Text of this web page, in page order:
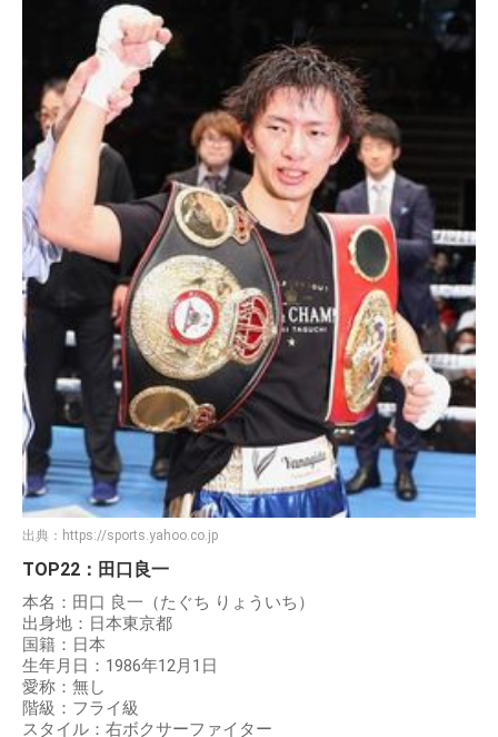
出典： https://sports.yahoo.co.jp
TOP22：田口良一
本名：田口 良一（たぐち りょういち）
出身地：日本東京都
国籍：日本
生年月日：1986年12月1日
愛称：無し
階級：フライ級
スタイル：右ボクサーファイター